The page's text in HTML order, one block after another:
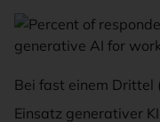
Bei fast einem Drittel
Einsatz generativer